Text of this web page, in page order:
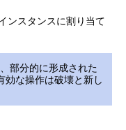
ンスタンスに割り当て
部分的に形成された
効な操作は破壊と新し